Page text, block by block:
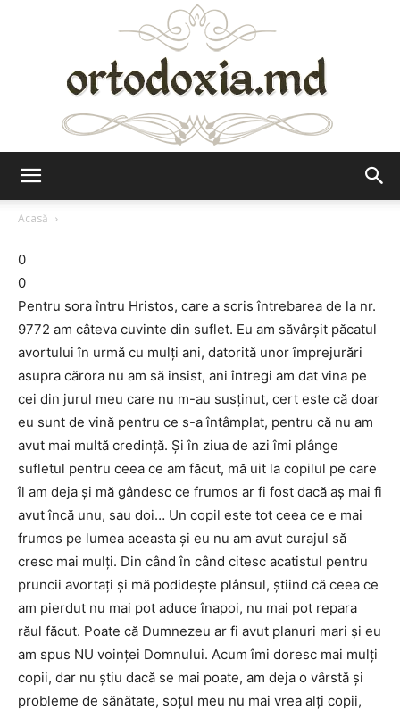
Acasă
0
0
Pentru sora întru Hristos, care a scris întrebarea de la nr.
9772 am câteva cuvinte din suflet. Eu am săvârşit păcatul
avortului în urmă cu mulţi ani, datorită unor împrejurări
asupra cărora nu am să insist, ani întregi am dat vina pe
cei din jurul meu care nu m-au susţinut, cert este că doar
eu sunt de vină pentru ce s-a întâmplat, pentru că nu am
avut mai multă credinţă. Şi în ziua de azi îmi plânge
sufletul pentru ceea ce am făcut, mă uit la copilul pe care
îl am deja şi mă gândesc ce frumos ar fi fost dacă aş mai fi
avut încă unu, sau doi… Un copil este tot ceea ce e mai
frumos pe lumea aceasta şi eu nu am avut curajul să
cresc mai mulţi. Din când în când citesc acatistul pentru
pruncii avortaţi şi mă podideşte plânsul, ştiind că ceea ce
am pierdut nu mai pot aduce înapoi, nu mai pot repara
răul făcut. Poate că Dumnezeu ar fi avut planuri mari şi eu
am spus NU voinţei Domnului. Acum îmi doresc mai mulţi
copii, dar nu ştiu dacă se mai poate, am deja o vârstă şi
probleme de sănătate, soţul meu nu mai vrea alţi copii,